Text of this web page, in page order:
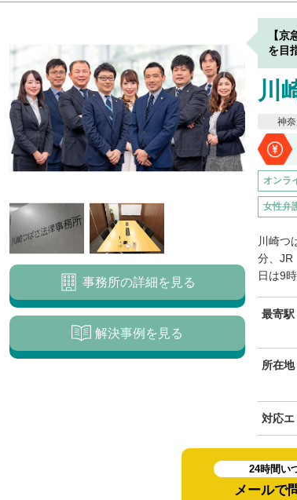
【
を目
川
神
オンラ
女性弁
川崎つ
分、JR
日は9
最寄駅
所在地
対応エ
事務所の詳細を見る
解決事例を見る
24時間い
メールで